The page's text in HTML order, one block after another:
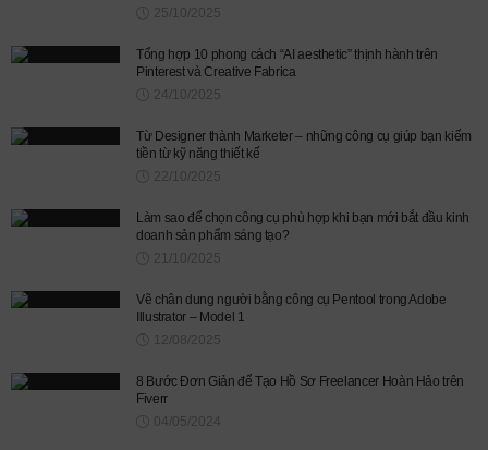
25/10/2025
Tổng hợp 10 phong cách “AI aesthetic” thịnh hành trên
Pinterest và Creative Fabrica
24/10/2025
Từ Designer thành Marketer – những công cụ giúp bạn kiếm
tiền từ kỹ năng thiết kế
22/10/2025
Làm sao để chọn công cụ phù hợp khi bạn mới bắt đầu kinh
doanh sản phẩm sáng tạo?
21/10/2025
Vẽ chân dung người bằng công cụ Pentool trong Adobe
Illustrator – Model 1
12/08/2025
8 Bước Đơn Giản để Tạo Hồ Sơ Freelancer Hoàn Hảo trên
Fiverr
04/05/2024